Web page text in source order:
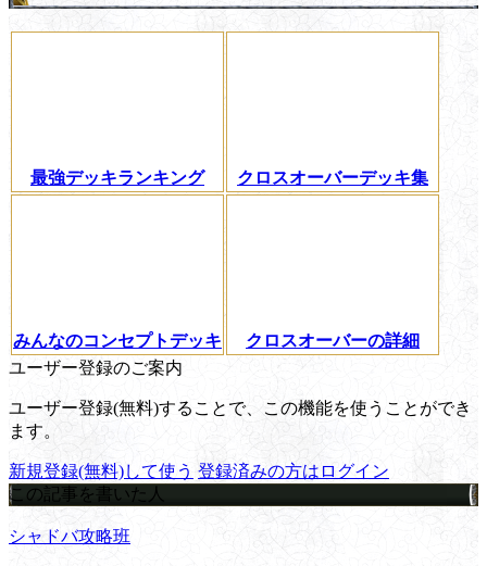
最強デッキランキング クロスオーバーデッキ集
みんなのコンセプトデッキ
クロスオーバーの詳細
ユーザー登録のご案内
ユーザー登録(無料)することで、この機能を使うことができ
ます。
新規登録(無料)して使う 登録済みの方はログイン
この記事を書いた人
シャドバ攻略班